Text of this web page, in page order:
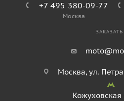
+7 495 380-09-77
Москва
Москва, ул.
Кожуховская